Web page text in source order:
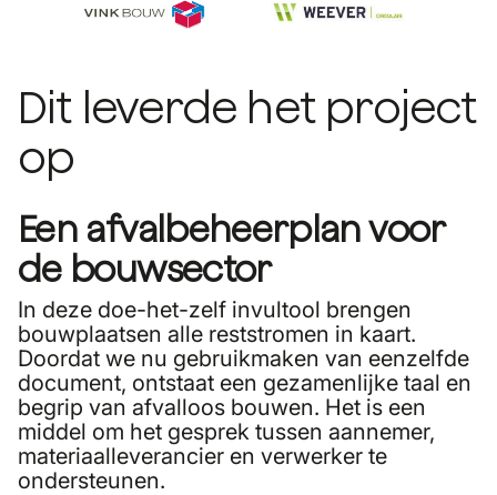
Dit leverde het project
op
Een afvalbeheerplan voor
de bouwsector
In deze doe-het-zelf invultool brengen
bouwplaatsen alle reststromen in kaart.
Doordat we nu gebruikmaken van eenzelfde
document, ontstaat een gezamenlijke taal en
begrip van afvalloos bouwen. Het is een
middel om het gesprek tussen aannemer,
materiaalleverancier en verwerker te
ondersteunen.